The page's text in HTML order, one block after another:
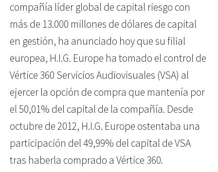
compañía líder global de capital riesgo con
más de 13.000 millones de dólares de capital
en gestión, ha anunciado hoy que su filial
europea, H.I.G. Europe ha tomado el control de
Vértice 360 Servicios Audiovisuales (VSA) al
ejercer la opción de compra que mantenía por
el 50,01% del capital de la compañía. Desde
octubre de 2012, H.I.G. Europe ostentaba una
participación del 49,99% del capital de VSA
tras haberla comprado a Vértice 360.